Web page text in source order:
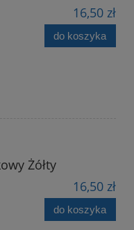
16,50 zł
do koszyka
Żółty
16,50 zł
do koszyka